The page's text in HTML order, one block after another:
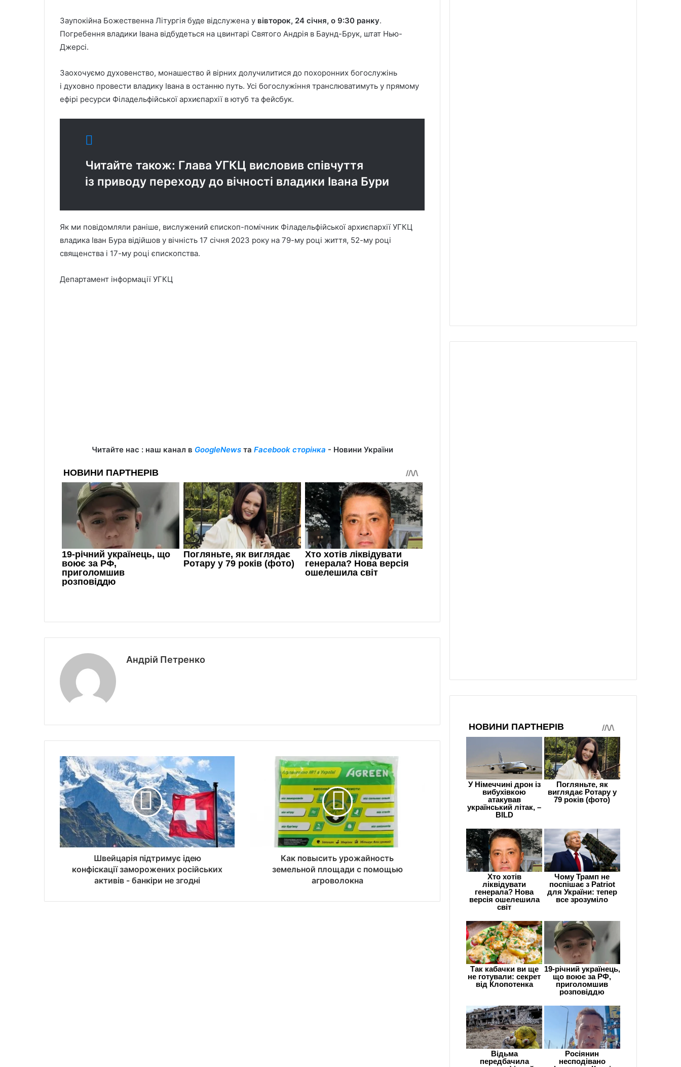
Заупокійна Божественна Літургія буде відслужена у вівторок, 24 січня, о 9:30 ранку.
Погребення владики Івана відбудеться на цвинтарi Святого Андрія в Баунд-Брук, штат Нью-
Джерсі.
Заохочуємо духовенство, монашество й вірних долучилитися до похоронних богослужінь
і духовно провести владику Івана в останню путь. Усі богослужіння транслюватимуть у прямому
ефірі ресурси Філадельфійської архиєпархії в ютуб та фейсбук.
Читайте також: Глава УГКЦ висловив співчуття
із приводу переходу до вічності владики Івана Бури
Як ми повідомляли раніше, вислужений єпископ-помічник Філадельфійської архиєпархії УГКЦ
владика Іван Бура відійшов у вічність 17 січня 2023 року на 79-му році життя, 52-му році
священства і 17-му році єпископства.
Департамент інформації УГКЦ
Читайте нас : наш канал в GoogleNewsта Facebook сторінка - Новини України
Андрій Петренко
Швейцарія підтримує ідею
конфіскації заморожених російських
активів - банкіри не згодні
Как повысить урожайность
земельной площади с помощью
агроволокна